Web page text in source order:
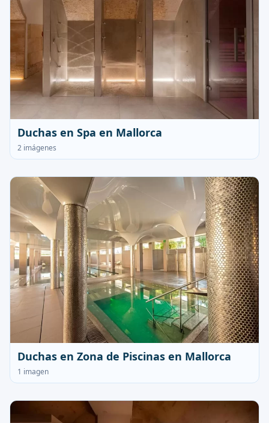
Duchas en Spa en Mallorca
2 imágenes
Duchas en Zona de Piscinas en Mallorca
1 imagen